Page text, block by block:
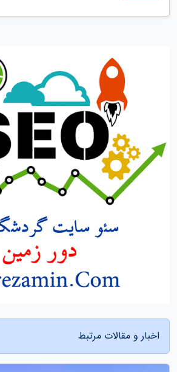
اخبار و مقالات مرتبط